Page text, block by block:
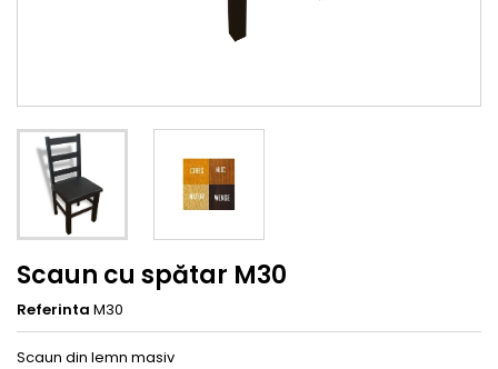
Scaun cu spătar M30
Referinta M30
Scaun din lemn masiv